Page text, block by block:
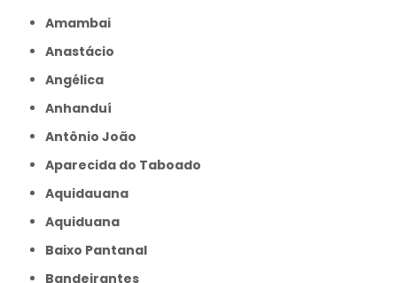
Amambai
Anastácio
Angélica
Anhanduí
Antônio João
Aparecida do Taboado
Aquidauana
Aquiduana
Baixo Pantanal
Bandeirantes